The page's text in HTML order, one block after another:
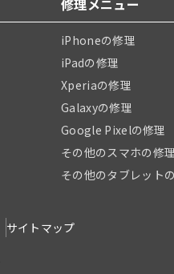
修理メニュー
iPhoneの修理
iPadの修理
Xperiaの修理
Galaxyの修理
Google Pixelの修理
その他のスマホの修理
その他のタブレット
サイトマップ